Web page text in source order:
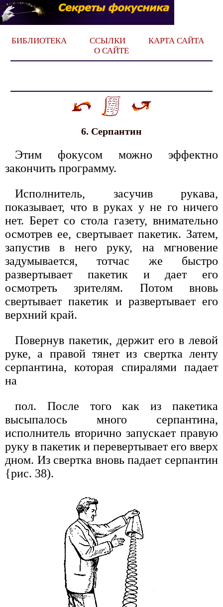
БИБЛИОТЕКА ССЫЛКИ
КАРТА САЙТА
О САЙТЕ
6. Серпантин
Этим фокусом можно эффектно
закончить программу.
Исполнитель, засучив рукава,
показывает, что в руках у не го ничего
нет. Берет со стола газету, внимательно
осмотрев ее, свертывает пакетик. Затем,
запустив в него руку, на мгновение
задумывается, тотчас же быстро
развертывает пакетик и дает его
осмотреть зрителям. Потом вновь
свертывает пакетик и развертывает его
верхний край.
Повернув пакетик, держит его в левой
руке, а правой тянет из свертка ленту
серпантина, которая спиралями падает
на
пол. После того как из пакетика
высыпалось много серпантина,
исполнитель вторично запускает правую
руку в пакетик и перевертывает его вверх
дном. Из свертка вновь падает серпантин
{рис. 38).